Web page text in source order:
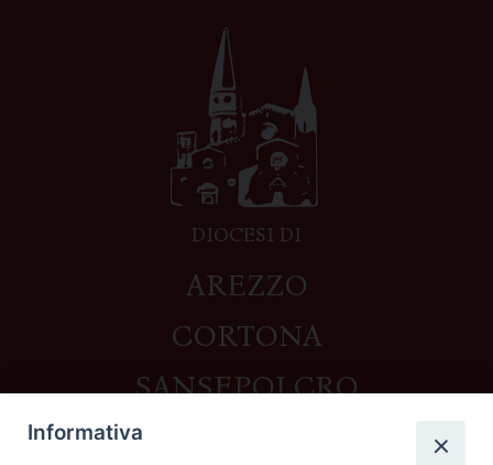
DIOCESI DI
AREZZO
CORTONA
SANSEPOLCRO
Informativa